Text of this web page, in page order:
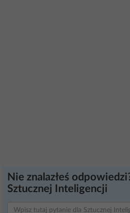
Nie znalazłeś
Sztucznej Inteligencji